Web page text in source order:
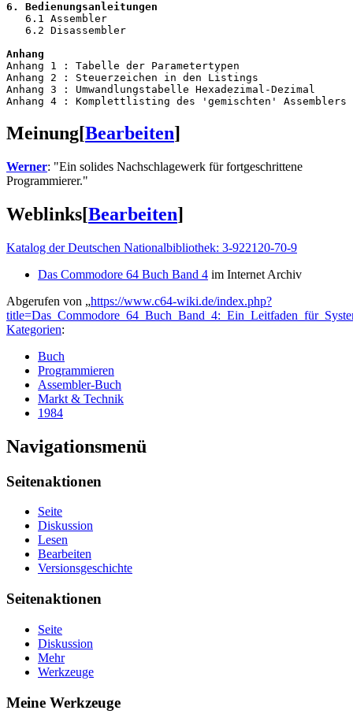
6. Bedienungsanleitungen
6.1 Assembler
6.2 Disassembler
Anhang
Anhang 1 : Tabelle der Parametertypen
Anhang 2 : Steuerzeichen in den Listings
Anhang 3 : Umwandlungstabelle Hexadezimal-Dezimal
Meinung[Bearbeiten]
Werner: "Ein solides Nachschlagewerk für fortgeschrittene
Programmierer."
Weblinks[Bearbeiten]
Katalog der Deutschen Nationalbibliothek: 3-922120-70-9
Das Commodore 64 Buch Band 4 im Internet Archiv
Abgerufen von „https://www.c64-wiki.de/index.php?
Kategorien:
Buch
Programmieren
Assembler-Buch
Markt & Technik
1984
Navigationsmenü
Seitenaktionen
Seite
Diskussion
Lesen
Bearbeiten
Versionsgeschichte
Seitenaktionen
Seite
Diskussion
Mehr
Werkzeuge
Meine Werkzeuge